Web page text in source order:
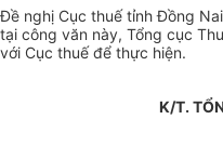
Đề nghị Cục thuế tỉnh Đồng
tại công văn này, Tổng cục
với Cục thuế để thực hiện.
K/T.